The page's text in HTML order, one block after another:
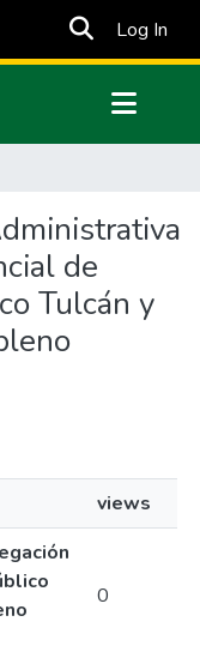
Log In
de
Tulcán y
views
0